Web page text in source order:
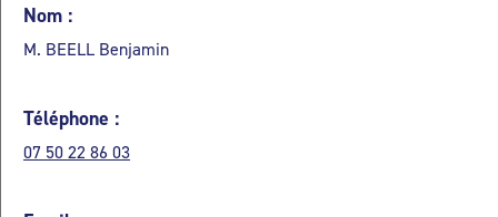
Nom :
M. BEELL Benjamin
Téléphone :
07 50 22 86 03